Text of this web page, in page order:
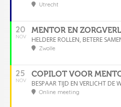
Utrecht
20
NOV
MENTOR EN
HELDERE ROLLEN, BETERE
Zwolle
25
NOV
COPILOT VOOR
BESPAAR TIJD EN VERLICHT DE
Online meeting